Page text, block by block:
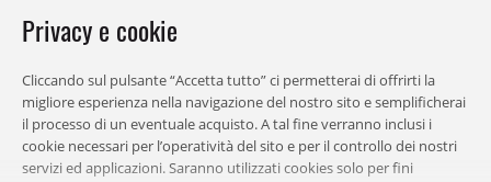
Privacy e cookie
Cliccando sul pulsante “Accetta tutto” ci permetterai di offrirti la
migliore esperienza nella navigazione del nostro sito e semplificherai
il processo di un eventuale acquisto. A tal fine verranno inclusi i
cookie necessari per l’operatività del sito e per il controllo dei nostri
servizi ed applicazioni. Saranno utilizzati cookies solo per fini